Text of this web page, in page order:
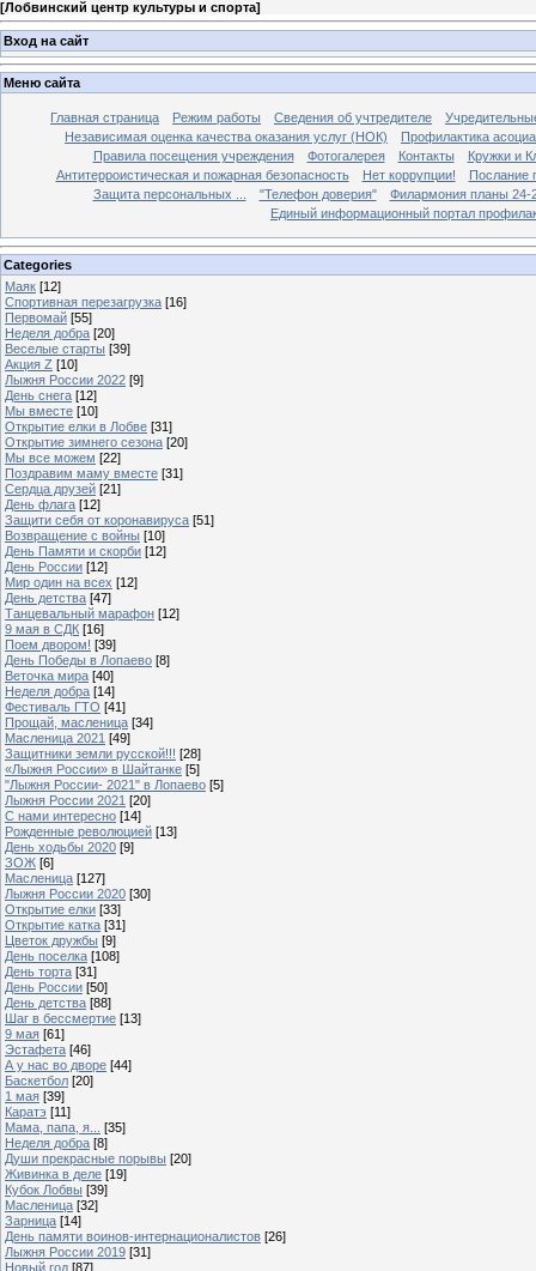
[Лобвинский центр культуры и спорта]
Вход на сайт
Меню сайта
Главная страница Режим работы Сведения об учтредителе
Независимая оценка качества оказания услуг (НОК)
Профилактика
Правила посещения учреждения
Фотогалерея Контакты
Кружки и
Антитерроистическая и пожарная безопасность
Нет коррупции!
Послание
Защита персональных ...
"Телефон доверия"
Филармония планы 24-
Единый информационный портал
Categories
Маяк [12]
Спортивная перезагрузка [16]
Первомай [55]
Неделя добра [20]
Веселые старты [39]
Акция Z [10]
Лыжня России 2022 [9]
День снега [12]
Мы вместе [10]
Открытие елки в Лобве [31]
Открытие зимнего сезона [20]
Мы все можем [22]
Поздравим маму вместе [31]
Сердца друзей [21]
День флага [12]
Защити себя от коронавируса [51]
Возвращение с войны [10]
День Памяти и скорби [12]
День России [12]
Мир один на всех [12]
День детства [47]
Танцевальный марафон [12]
9 мая в СДК [16]
Поем двором! [39]
День Победы в Лопаево [8]
Веточка мира [40]
Неделя добра [14]
Фестиваль ГТО [41]
Прощай, масленица [34]
Масленица 2021 [49]
Защитники земли русской!!! [28]
«Лыжня России» в Шайтанке [5]
"Лыжня России- 2021" в Лопаево [5]
Лыжня России 2021 [20]
С нами интересно [14]
Рожденные революцией [13]
День ходьбы 2020 [9]
ЗОЖ [6]
Масленица [127]
Лыжня России 2020 [30]
Открытие елки [33]
Открытие катка [31]
Цветок дружбы [9]
День поселка [108]
День торта [31]
День России [50]
День детства [88]
Шаг в бессмертие [13]
9 мая [61]
Эстафета [46]
А у нас во дворе [44]
Баскетбол [20]
1 мая [39]
Каратэ [11]
Мама, папа, я...
[35]
Неделя добра [8]
Души прекрасные порывы [20]
Живинка в деле [19]
Кубок Лобвы [39]
Масленица [32]
Зарница [14]
День памяти воинов-интернационалистов [26]
Лыжня России 2019 [31]
Новый год [87]